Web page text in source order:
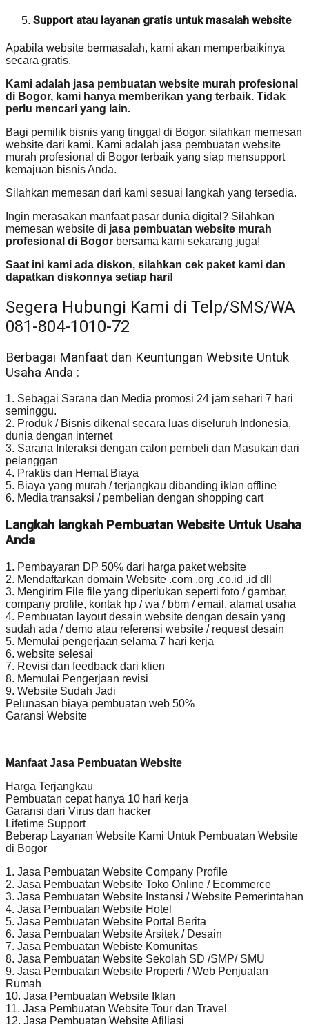
Support atau layanan gratis untuk masalah website
Apabila website bermasalah, kami akan memperbaikinya
secara gratis.
Kami adalah jasa pembuatan website murah profesional
di Bogor, kami hanya memberikan yang terbaik. Tidak
perlu mencari yang lain.
Bagi pemilik bisnis yang tinggal di Bogor, silahkan memesan
website dari kami. Kami adalah jasa pembuatan website
murah profesional di Bogor terbaik yang siap mensupport
kemajuan bisnis Anda.
Silahkan memesan dari kami sesuai langkah yang tersedia.
Ingin merasakan manfaat pasar dunia digital? Silahkan
memesan website di jasa pembuatan website murah
profesional di Bogor bersama kami sekarang juga!
Saat ini kami ada diskon, silahkan cek paket kami dan
dapatkan diskonnya setiap hari!
Segera Hubungi Kami di Telp/SMS/WA
081-804-1010-72
Berbagai Manfaat dan Keuntungan Website Untuk
Usaha Anda :
1. Sebagai Sarana dan Media promosi 24 jam sehari 7 hari
seminggu.
2. Produk / Bisnis dikenal secara luas diseluruh Indonesia,
dunia dengan internet
3. Sarana Interaksi dengan calon pembeli dan Masukan dari
pelanggan
4. Praktis dan Hemat Biaya
5. Biaya yang murah / terjangkau dibanding iklan offline
6. Media transaksi / pembelian dengan shopping cart
Langkah langkah Pembuatan Website Untuk Usaha
Anda
1. Pembayaran DP 50% dari harga paket website
2. Mendaftarkan domain Website .com .org .co.id .id dll
3. Mengirim File file yang diperlukan seperti foto / gambar,
company profile, kontak hp / wa / bbm / email, alamat usaha
4. Pembuatan layout desain website dengan desain yang
sudah ada / demo atau referensi website / request desain
5. Memulai pengerjaan selama 7 hari kerja
6. website selesai
7. Revisi dan feedback dari klien
8. Memulai Pengerjaan revisi
9. Website Sudah Jadi
Pelunasan biaya pembuatan web 50%
Garansi Website
Manfaat Jasa Pembuatan Website
Harga Terjangkau
Pembuatan cepat hanya 10 hari kerja
Garansi dari Virus dan hacker
Lifetime Support
Beberap Layanan Website Kami Untuk Pembuatan Website
di Bogor
1. Jasa Pembuatan Website Company Profile
2. Jasa Pembuatan Website Toko Online / Ecommerce
3. Jasa Pembuatan Website Instansi / Website Pemerintahan
4. Jasa Pembuatan Website Hotel
5. Jasa Pembuatan Website Portal Berita
6. Jasa Pembuatan Website Arsitek / Desain
7. Jasa Pembuatan Webiste Komunitas
8. Jasa Pembuatan Website Sekolah SD /SMP/ SMU
9. Jasa Pembuatan Website Properti / Web Penjualan
Rumah
10. Jasa Pembuatan Website Iklan
11. Jasa Pembuatan Website Tour dan Travel
12. Jasa Pembuatan Website Afiliasi